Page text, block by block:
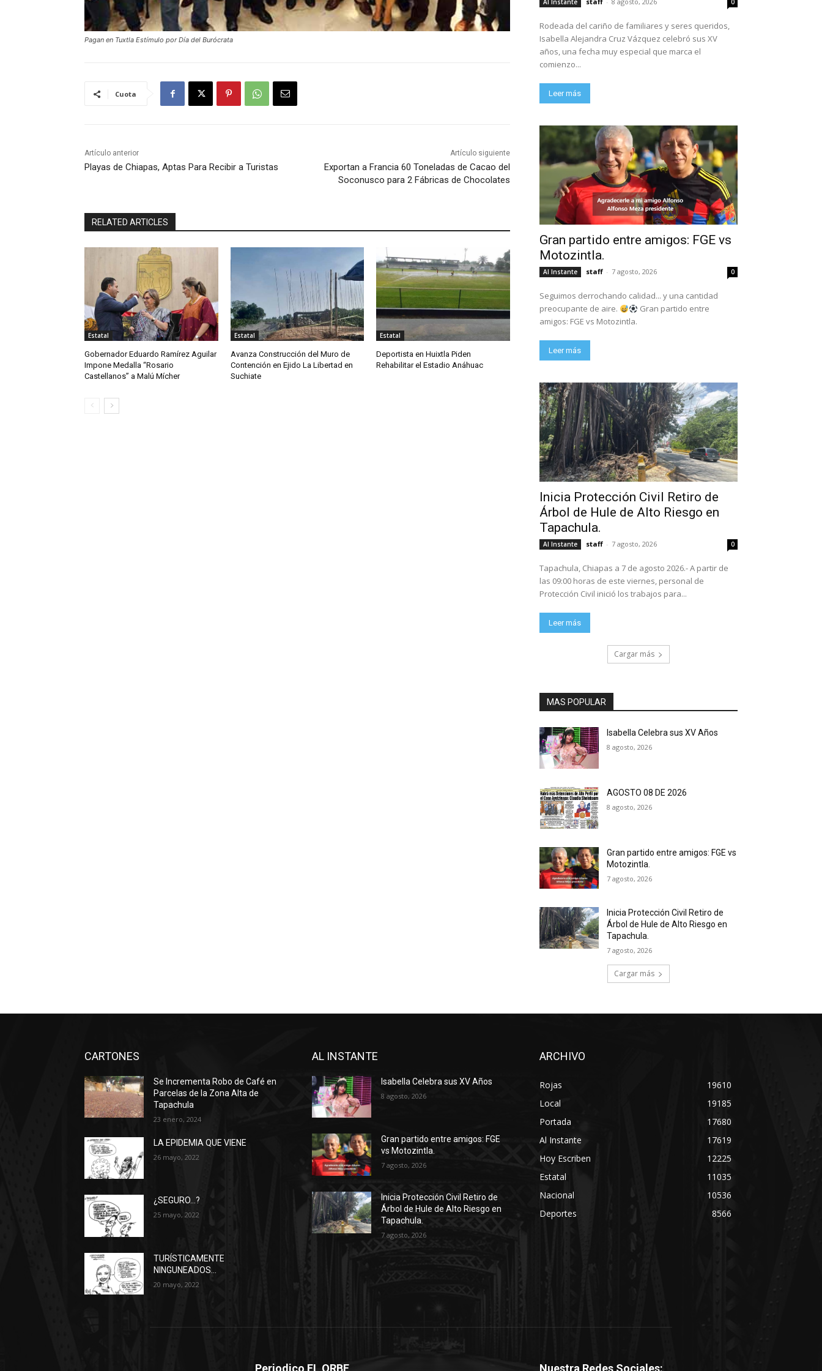
Pagan en Tuxtla Estímulo por Día del Burócrata
Cuota
Artículo anterior
Playas de Chiapas, Aptas Para Recibir a Turistas
Artículo siguiente
Exportan a Francia 60 Toneladas de Cacao del
Soconusco para 2 Fábricas de Chocolates
RELATED ARTICLES
Estatal
Gobernador Eduardo Ramírez Aguilar
Impone Medalla “Rosario
Castellanos” a Malú Mícher
Estatal
Avanza Construcción del Muro de
Contención en Ejido La Libertad en
Suchiate
Estatal
Deportista en Huixtla Piden
Rehabilitar el Estadio Anáhuac
Al Instante 0
Rodeada del cariño de familiares y seres queridos,
Isabella Alejandra Cruz Vázquez celebró sus XV
años, una fecha muy especial que marca el
comienzo...
Leer más
Gran partido entre amigos: FGE vs
Motozintla.
Al Instante staff - 7 agosto, 2026 0
Seguimos derrochando calidad... y una cantidad
preocupante de aire.
Gran partido entre
amigos: FGE vs Motozintla.
Leer más
Inicia Protección Civil Retiro de
Árbol de Hule de Alto Riesgo en
Tapachula.
Al Instante staff - 7 agosto, 2026 0
Tapachula, Chiapas a 7 de agosto 2026.- A partir de
las 09:00 horas de este viernes, personal de
Protección Civil inició los trabajos para...
Leer más
Cargar más
MAS POPULAR
Isabella Celebra sus XV Años
8 agosto, 2026
AGOSTO 08 DE 2026
8 agosto, 2026
Gran partido entre amigos: FGE vs
Motozintla.
7 agosto, 2026
Inicia Protección Civil Retiro de
Árbol de Hule de Alto Riesgo en
Tapachula.
7 agosto, 2026
Cargar más
CARTONES
Se Incrementa Robo de Café en
Parcelas de la Zona Alta de
Tapachula
23 enero, 2024
LA EPIDEMIA QUE VIENE
26 mayo, 2022
¿SEGURO…?
25 mayo, 2022
TURÍSTICAMENTE
NINGUNEADOS…
20 mayo, 2022
AL INSTANTE
Isabella Celebra sus XV Años
8 agosto, 2026
Gran partido entre amigos: FGE
vs Motozintla.
7 agosto, 2026
Inicia Protección Civil Retiro de
Árbol de Hule de Alto Riesgo en
Tapachula.
7 agosto, 2026
ARCHIVO
Rojas
19610
Local
19185
Portada
17680
Al Instante
17619
Hoy Escriben
12225
Estatal
11035
Nacional
10536
Deportes
8566
Periodico EL ORBE Nuestra Redes Sociales: